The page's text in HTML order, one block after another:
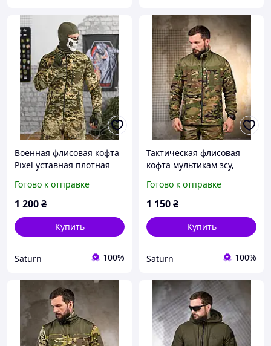
Военная флисовая кофта
Pixel уставная плотная
флисовая кофта
армейская флиска зсу viy
Готово к отправке
1 200₴
Купить
Saturn 100%
Тактическая флисовая
кофта мультикам зсу,
флисовая кофта уставная,
армейская флиска
Готово к отправке
1 150₴
Купить
Saturn 100%